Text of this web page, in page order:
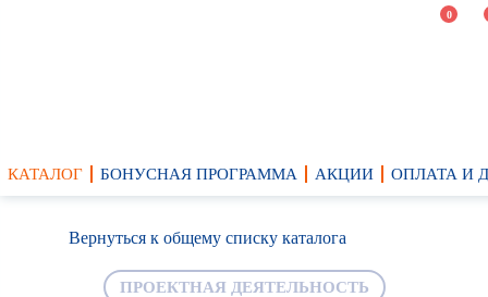
0
КАТАЛОГ БОНУСНАЯ ПРОГРАММА АКЦИИ ОПЛАТА И
Вернуться к общему списку каталога
ПРОЕКТНАЯ ДЕЯТЕЛЬНОСТЬ